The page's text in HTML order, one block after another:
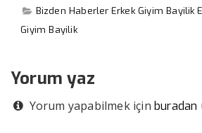
Bizden Haberler Erkek Giyim Bayilik
Giyim Bayilik
Yorum yaz
Yorum yapabilmek için buradan